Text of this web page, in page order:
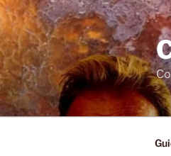
Skip
to
content